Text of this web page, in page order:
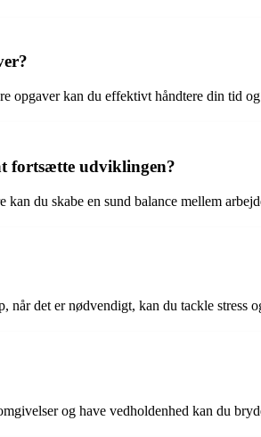
opgaver kan du effektivt håndtere din tid
fortsætte udviklingen?
du skabe en sund balance mellem
det er nødvendigt, kan du tackle stress
og have vedholdenhed kan du